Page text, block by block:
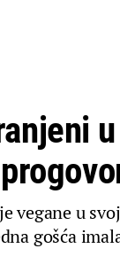
vegane u
gošća